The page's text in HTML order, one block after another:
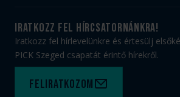
Munkatársaink
PICK Aréna
Sajtóakkreditáció
Jegy- és bérletvásárlás
Webshop
Adatvédelem
Felhasználási feltételek
iratkozz fel hírcsatornánkra!
Iratkozz fel hírlevelünkre és értesülj
PICK Szeged csapatát érintő hírekről.
Feliratkozom